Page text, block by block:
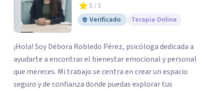
5 / 5
Verificado
Terapia Online
¡Hola! Soy Débora Robledo Pérez, psicóloga dedicada a
ayudarte a encontrar el bienestar emocional y personal
que mereces. Mi trabajo se centra en crear un espacio
seguro y de confianza donde puedas explorar tus